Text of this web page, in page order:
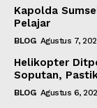
Kapolda
Pelajar
BLOG Agustus 7,
Helikopter
Soputan,
BLOG Agustus 6,